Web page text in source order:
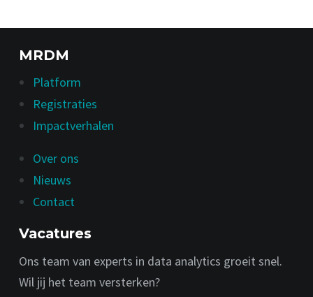
MRDM
Platform
Registraties
Impactverhalen
Over ons
Nieuws
Contact
Vacatures
Ons team van experts in data analytics groeit snel.
Wil jij het team versterken?